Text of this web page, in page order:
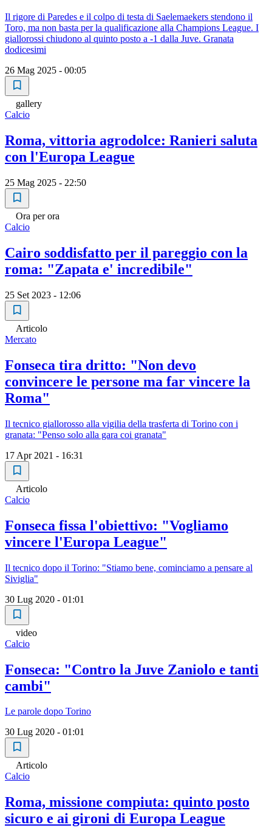
Il rigore di Paredes e il colpo di testa di Saelemaekers stendono il
Toro, ma non basta per la qualificazione alla Champions League. I
giallorossi chiudono al quinto posto a -1 dalla Juve. Granata
dodicesimi
26 Mag 2025 - 00:05
gallery
Calcio
Roma, vittoria agrodolce: Ranieri saluta
con l'Europa League
25 Mag 2025 - 22:50
Ora per ora
Calcio
Cairo soddisfatto per il pareggio con la
roma: "Zapata e' incredibile"
25 Set 2023 - 12:06
Articolo
Mercato
Fonseca tira dritto: "Non devo
convincere le persone ma far vincere la
Roma"
Il tecnico giallorosso alla vigilia della trasferta di Torino con i
granata: "Penso solo alla gara coi granata"
17 Apr 2021 - 16:31
Articolo
Calcio
Fonseca fissa l'obiettivo: "Vogliamo
vincere l'Europa League"
Il tecnico dopo il Torino: "Stiamo bene, cominciamo a pensare al
Siviglia"
30 Lug 2020 - 01:01
video
Calcio
Fonseca: "Contro la Juve Zaniolo e tanti
cambi"
Le parole dopo Torino
30 Lug 2020 - 01:01
Articolo
Calcio
Roma, missione compiuta: quinto posto
sicuro e ai gironi di Europa League